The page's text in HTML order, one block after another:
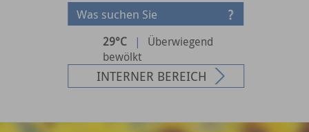
29°C |
Überwiegend
bewölkt
INTERNER BEREICH